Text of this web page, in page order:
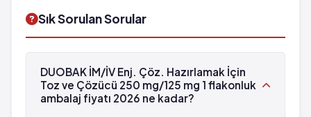
ishalle seyreden barsak iltihabı
Kan değerlerinde bozukluk
Tüm vucutta kaşınan kırmızı benekler
Ciltte şişlik
Aşırı duyarlılık reaksiyonu ve buna bağlı şok
Bağırsaklarda iltihaplanma
Aşırı susama
Nefes almada güçlük
Şişlik ve kızarıklıkla seyreden iltihap
Anormal karaciğer fonksiyonu
Sık Sorulan Sorular
DUOBAK İM/İV Enj. Çöz. Hazırlamak İçin
Toz ve Çözücü 250 mg/125 mg 1 flakonluk
ambalaj fiyatı 2026 ne kadar?